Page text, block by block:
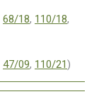
68/18, 110/18,
47/09, 110/21)